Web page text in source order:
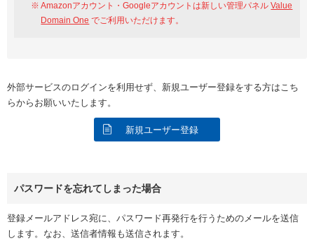
Amazonアカウント・Googleアカウントは新しい管理パネルValue
Domain One でご利用いただけます。
外部サービスのログインを利用せず、新規ユーザー登録をする方はこち
らからお願いいたします。
新規ユーザー登録
パスワードを忘れてしまった場合
登録メールアドレス宛に、パスワード再発行を行うためのメールを送信
します。なお、送信者情報も送信されます。